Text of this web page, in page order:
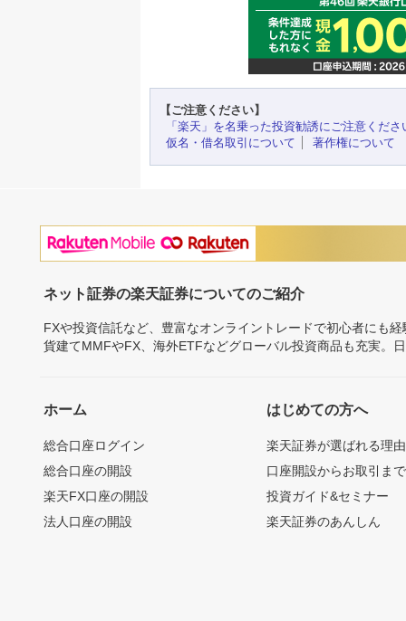
【ご注意ください】
「楽天」を名乗った投資勧誘にご注意くださ
仮名・借名取引について
著作権について
ネット証券の楽天証券についてのご紹介
FXや投資信託など、豊富なオンライントレードで初心者にも
貨建てMMFやFX、海外ETFなどグローバル投資商品も充実。
ホーム
総合口座ログイン
総合口座の開設
楽天FX口座の開設
法人口座の開設
はじめての方へ
楽天証券が選ばれる理由
口座開設からお取引ま
投資ガイド&セミナー
楽天証券のあんしん